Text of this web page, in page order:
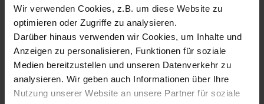
Wir verwenden Cookies, z.B. um diese Website zu
optimieren oder Zugriffe zu analysieren.
Darüber hinaus verwenden wir Cookies, um Inhalte und
Anzeigen zu personalisieren, Funktionen für soziale
Medien bereitzustellen und unseren Datenverkehr zu
analysieren. Wir geben auch Informationen über Ihre
Nutzung unserer Website an unsere Partner für soziale
Inspection
User Authentication und
Authentication Servers.
Anbindung an
Active Directory
Single Sign On